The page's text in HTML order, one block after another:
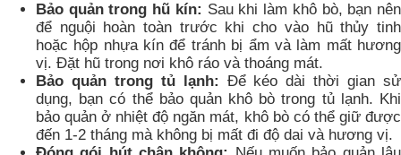
Bảo quản trong hũ kín: Sau khi làm khô bò, bạn nên
để nguội hoàn toàn trước khi cho vào hũ thủy tinh
hoặc hộp nhựa kín để tránh bị ẩm và làm mất hương
vị. Đặt hũ trong nơi khô ráo và thoáng mát.
Bảo quản trong tủ lạnh: Để kéo dài thời gian sử
dụng, bạn có thể bảo quản khô bò trong tủ lạnh. Khi
bảo quản ở nhiệt độ ngăn mát, khô bò có thể giữ được
đến 1-2 tháng mà không bị mất đi độ dai và hương vị.